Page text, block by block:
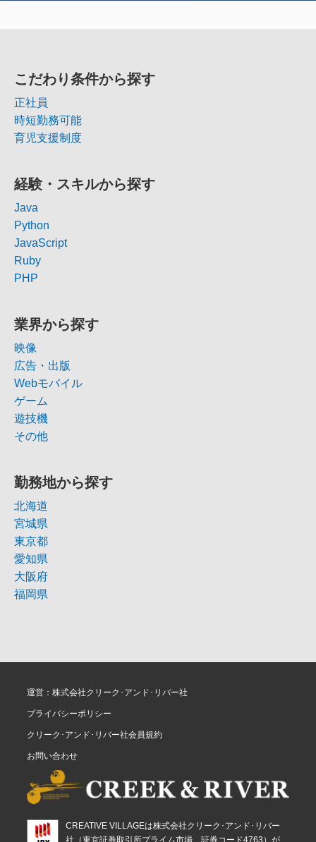
こだわり条件から探す
正社員
時短勤務可能
育児支援制度
経験・スキルから探す
Java
Python
JavaScript
Ruby
PHP
業界から探す
映像
広告・出版
Webモバイル
ゲーム
遊技機
その他
勤務地から探す
北海道
宮城県
東京都
愛知県
大阪府
福岡県
運営：株式会社クリーク･アンド･リバー社
プライバシーポリシー
クリーク･アンド･リバー社会員規約
お問い合わせ
CREATIVE VILLAGEは株式会社クリーク･アンド･リバー
社（東京証券取引所プライム市場、証券コード4763）が